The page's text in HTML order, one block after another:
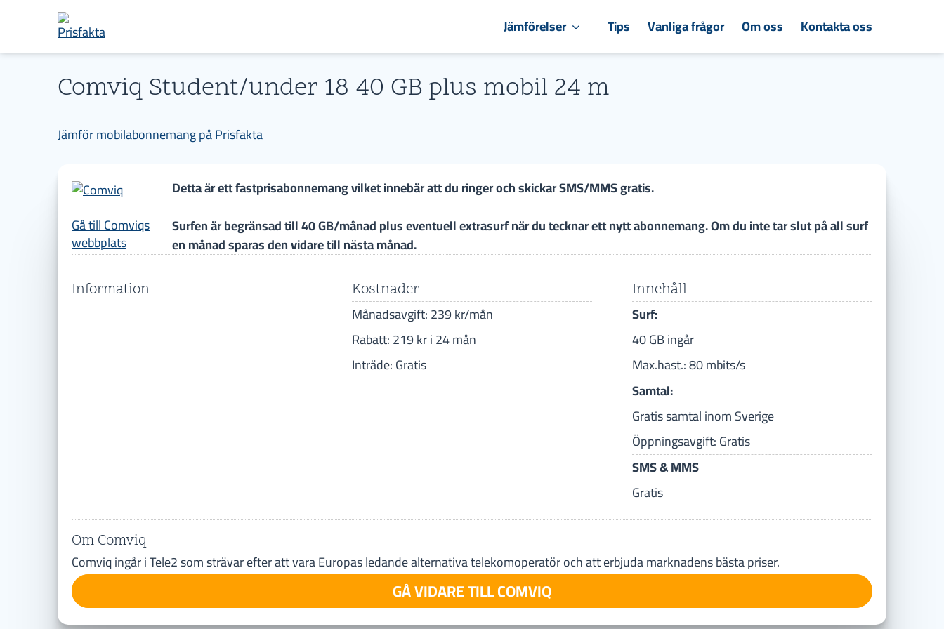
Jämförelser Tips Vanliga frågor Om oss Kontakta oss
Comviq Student/under 18 40 GB plus mobil 24 m
Jämför mobilabonnemang på Prisfakta
Gå till Comviqs
webbplats
Detta är ett fastprisabonnemang vilket innebär att du ringer och skickar SMS/MMS gratis.
Surfen är begränsad till 40 GB/månad plus eventuell extrasurf när du tecknar ett nytt abonnemang. Om du inte tar slut på all surf
en månad sparas den vidare till nästa månad.
Information Kostnader
Månadsavgift: 239 kr/mån
Rabatt: 219 kr i 24 mån
Inträde: Gratis
Innehåll
Surf:
40 GB ingår
Max.hast.: 80 mbits/s
Samtal:
Gratis samtal inom Sverige
Öppningsavgift: Gratis
SMS & MMS
Gratis
Om Comviq
Comviq ingår i Tele2 som strävar efter att vara Europas ledande alternativa telekomoperatör och att erbjuda marknadens bästa priser.
GÅ VIDARE TILL COMVIQ